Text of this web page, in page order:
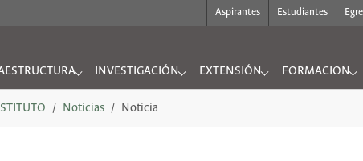
Aspirantes Estudiantes
for "INFRAESTRUCTURA"
INVESTIGACIÓN
Submenu for "INVESTIGACIÓN"
EXTENSIÓN
Submenu for "EXTENSIÓN"
FORMACION
Submenu for
Noticias Noticia